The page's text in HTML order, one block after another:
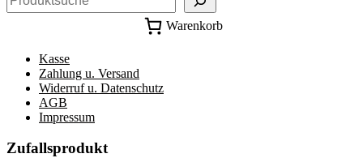
Warenkorb
Kasse
Zahlung u. Versand
Widerruf u. Datenschutz
AGB
Impressum
Zufallsprodukt